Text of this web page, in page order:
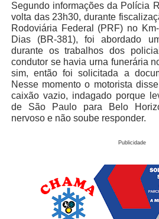
Segundo informações da Polícia
volta das 23h30, durante
Rodoviária Federal (PRF) no
Dias (BR-381), foi abordado
durante os trabalhos dos
condutor se havia urna funerária
sim, então foi solicitada a
Nesse momento o motorista
caixão vazio, indagado porque
de São Paulo para Belo
nervoso e não soube responder.
Publicidade